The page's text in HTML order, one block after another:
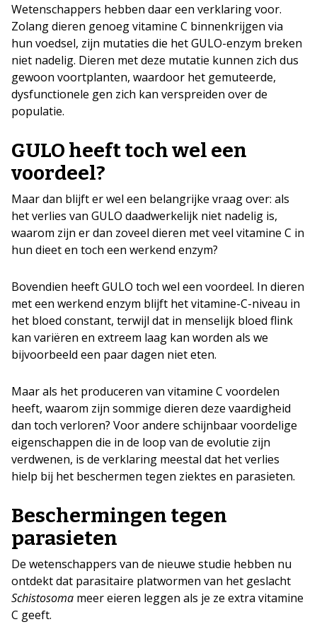
Wetenschappers hebben daar een verklaring voor.
Zolang dieren genoeg vitamine C binnenkrijgen via
hun voedsel, zijn mutaties die het GULO-enzym breken
niet nadelig. Dieren met deze mutatie kunnen zich dus
gewoon voortplanten, waardoor het gemuteerde,
dysfunctionele gen zich kan verspreiden over de
populatie.
GULO heeft toch wel een
voordeel?
Maar dan blijft er wel een belangrijke vraag over: als
het verlies van GULO daadwerkelijk niet nadelig is,
waarom zijn er dan zoveel dieren met veel vitamine C in
hun dieet en toch een werkend enzym?
Bovendien heeft GULO toch wel een voordeel. In dieren
met een werkend enzym blijft het vitamine-C-niveau in
het bloed constant, terwijl dat in menselijk bloed flink
kan variëren en extreem laag kan worden als we
bijvoorbeeld een paar dagen niet eten.
Maar als het produceren van vitamine C voordelen
heeft, waarom zijn sommige dieren deze vaardigheid
dan toch verloren? Voor andere schijnbaar voordelige
eigenschappen die in de loop van de evolutie zijn
verdwenen, is de verklaring meestal dat het verlies
hielp bij het beschermen tegen ziektes en parasieten.
Beschermingen tegen
parasieten
De wetenschappers van de nieuwe studie hebben nu
ontdekt dat parasitaire platwormen van het geslacht
Schistosoma meer eieren leggen als je ze extra vitamine
C geeft.